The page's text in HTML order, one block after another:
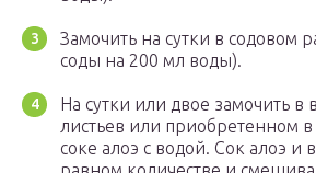
Замочить на сутки в содовом
соды на 200 мл воды).
На сутки или двое замочить в
листьев или приобретенном в
соке алоэ с водой. Сок алоэ и